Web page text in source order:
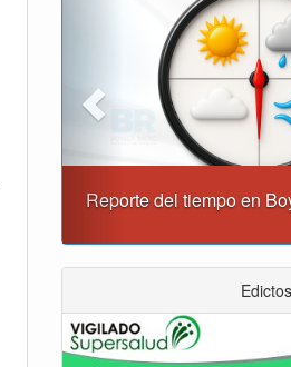
“Tunja nos ha dado
Edictos